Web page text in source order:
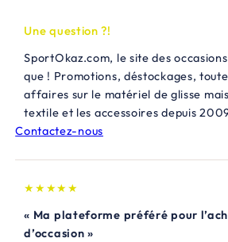
Une question ?!
SportOkaz.com, le site des
que ! Promotions, déstockages,
affaires sur le matériel de glisse
textile et les accessoires depuis
Contactez-nous
★★★★★
« Ma plateforme préféré pour
d’occasion »